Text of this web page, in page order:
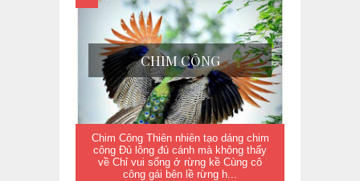
CHIM CÔNG
Chim Công Thiên nhiên tạo dáng chim
công Đủ lông đủ cánh mà không thấy
về Chỉ vui sống ở rừng kề Cùng cô
công gái bên lề rừng h...